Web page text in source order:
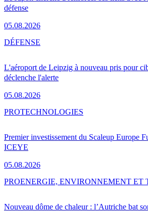
défense
05.08.2026
L'aéroport de Leipzig à nouveau pris pour
déclenche l'alerte
05.08.2026
DÉFENSE
Premier investissement du Scaleup Europe
ICEYE
05.08.2026
PROTECHNOLOGIES
Nouveau dôme de chaleur : l’Autriche bat
PROENERGIE, ENVIRONNEMENT ET